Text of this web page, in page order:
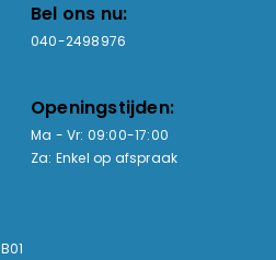
Bel ons nu:
040-2498976
Openingstijden:
Ma - Vr: 09:00-17:00
Za: Enkel op afspraak